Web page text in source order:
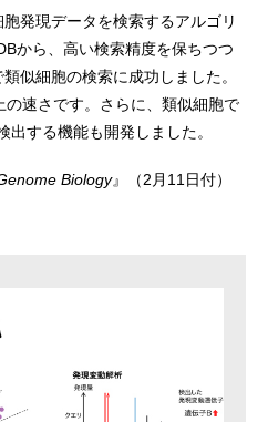
発現データを検索するアルゴリ
から、高い検索精度を保ちつつ
似細胞の検索に成功しました。
速さです。さらに、類似細胞で
する機能も開発しました。
Biology』（2月11日付）